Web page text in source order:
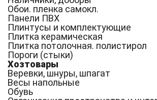
Обои. пленка самокл.
Панели ПВХ
Плинтусы и комплектующие
Плитка керамическая
Плитка потолочная. полистирол
Пороги (стыки)
Хозтовары
Веревки, шнуры, шпагат
Весы напольные
Обувь